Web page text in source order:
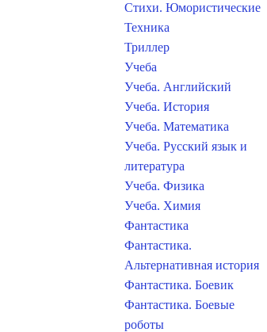
Стихи. Юмористические
Техника
Триллер
Учеба
Учеба. Английский
Учеба. История
Учеба. Математика
Учеба. Русский язык и
литература
Учеба. Физика
Учеба. Химия
Фантастика
Фантастика.
Альтернативная история
Фантастика. Боевик
Фантастика. Боевые
роботы